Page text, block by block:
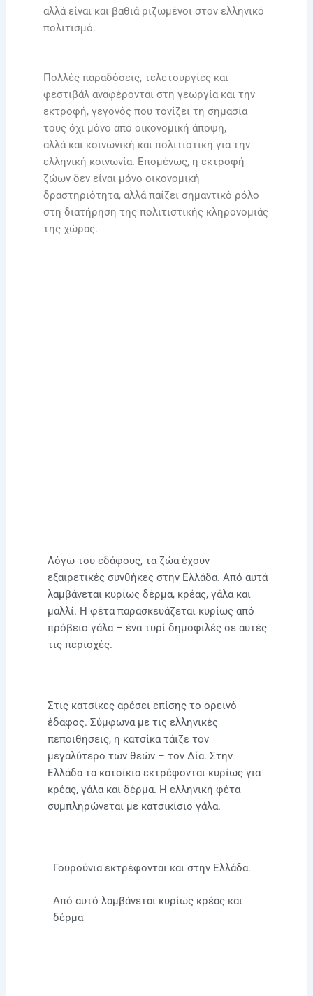
αλλά είναι και βαθιά ριζωμένοι στον ελληνικό
πολιτισμό.
Πολλές παραδόσεις, τελετουργίες και
φεστιβάλ αναφέρονται στη γεωργία και την
εκτροφή, γεγονός που τονίζει τη σημασία
τους όχι μόνο από οικονομική άποψη,
αλλά και κοινωνική και πολιτιστική για την
ελληνική κοινωνία. Επομένως, η εκτροφή
ζώων δεν είναι μόνο οικονομική
δραστηριότητα, αλλά παίζει σημαντικό ρόλο
στη διατήρηση της πολιτιστικής κληρονομιάς
της χώρας.
Λόγω του εδάφους, τα ζώα έχουν
εξαιρετικές συνθήκες στην Ελλάδα. Από αυτά
λαμβάνεται κυρίως δέρμα, κρέας, γάλα και
μαλλί. Η φέτα παρασκευάζεται κυρίως από
πρόβειο γάλα – ένα τυρί δημοφιλές σε αυτές
τις περιοχές.
Στις κατσίκες αρέσει επίσης το ορεινό
έδαφος. Σύμφωνα με τις ελληνικές
πεποιθήσεις, η κατσίκα τάιζε τον
μεγαλύτερο των θεών – τον Δία. Στην
Ελλάδα τα κατσίκια εκτρέφονται κυρίως για
κρέας, γάλα και δέρμα. Η ελληνική φέτα
συμπληρώνεται με κατσικίσιο γάλα.
Γουρούνια εκτρέφονται και στην Ελλάδα.
Από αυτό λαμβάνεται κυρίως κρέας και
δέρμα